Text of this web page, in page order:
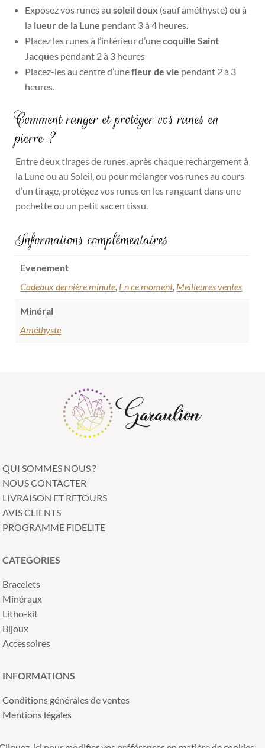
Exposez vos runes ausoleil doux (sauf améthyste) ou à
la lueur de la Lune pendant 3 à 4 heures.
Placez les runes à l’intérieur d’unecoquille Saint
Jacques pendant 2 à 3 heures
Placez-les au centre d’unefleur de vie pendant 2 à 3
heures.
Comment ranger et protéger vos runes en
pierre ?
Entre deux tirages de runes, après chaque rechargement à
la Lune ou au Soleil, ou pour mélanger vos runes au cours
d’un tirage, protégez vos runes en les rangeant dans une
pochette ou un petit sac en tissu.
Informations complémentaires
Evenement
Cadeaux dernière minute En ce moment, Meilleures ventes
Minéral
Améthyste
QUI SOMMES NOUS ?
NOUS CONTACTER
LIVRAISON ET RETOURS
AVIS CLIENTS
PROGRAMME FIDELITE
CATEGORIES
Bracelets
Minéraux
Litho-kit
Bijoux
Accessoires
INFORMATIONS
Conditions générales de ventes
Mentions légales